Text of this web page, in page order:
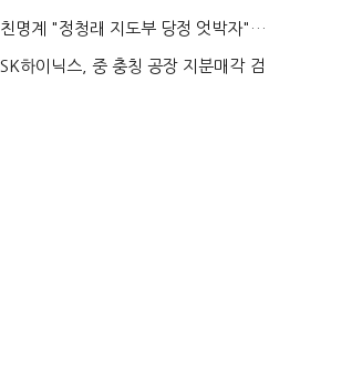
주일
친명계 "정청래 지도부 당정 엇박자"…
친청계 "신천지 오...
SK하이닉스, 중 충칭 공장 지분매각 검